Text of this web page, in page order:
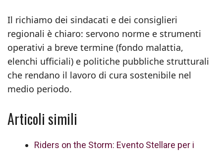
Il richiamo dei sindacati e dei consiglieri
regionali è chiaro: servono norme e strumenti
operativi a breve termine (fondo malattia,
elenchi ufficiali) e politiche pubbliche strutturali
che rendano il lavoro di cura sostenibile nel
medio periodo.
Articoli simili
Riders on the Storm: Evento Stellare per i